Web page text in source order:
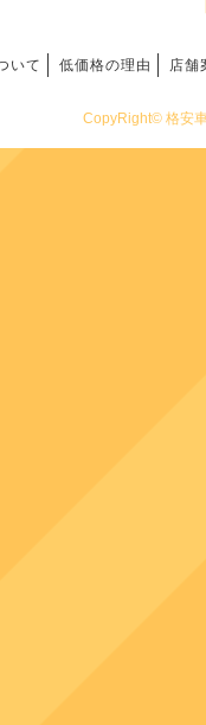
いて 低価格の理由 店舗
CopyRight© 格安